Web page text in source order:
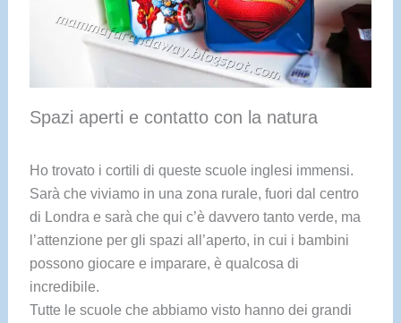
Spazi aperti e contatto con la natura
Ho trovato i cortili di queste scuole inglesi immensi.
Sarà che viviamo in una zona rurale, fuori dal centro
di Londra e sarà che qui c’è davvero tanto verde, ma
l’attenzione per gli spazi all’aperto, in cui i bambini
possono giocare e imparare, è qualcosa di
incredibile.
Tutte le scuole che abbiamo visto hanno dei grandi